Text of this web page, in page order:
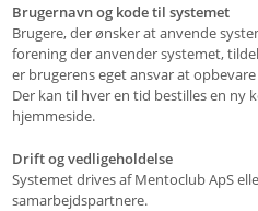
Brugernavn og kode til systemet
Brugere, der ønsker at anvende
forening der anvender systemet,
er brugerens eget ansvar at
Der kan til hver en tid bestilles en ny
hjemmeside.
Drift og vedligeholdelse
Systemet drives af Mentoclub ApS
samarbejdspartnere.